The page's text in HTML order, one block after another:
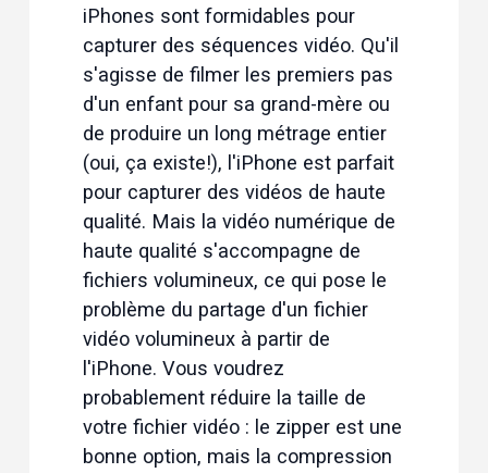
iPhones sont formidables pour
capturer des séquences vidéo. Qu'il
s'agisse de filmer les premiers pas
d'un enfant pour sa grand-mère ou
de produire un long métrage entier
(oui, ça existe!), l'iPhone est parfait
pour capturer des vidéos de haute
qualité. Mais la vidéo numérique de
haute qualité s'accompagne de
fichiers volumineux, ce qui pose le
problème du partage d'un fichier
vidéo volumineux à partir de
l'iPhone. Vous voudrez
probablement réduire la taille de
votre fichier vidéo : le zipper est une
bonne option, mais la compression